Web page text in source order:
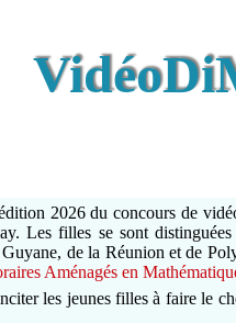
2026 du concours de
Les filles se sont
de la Réunion et de
Aménagés en
les jeunes filles à faire le